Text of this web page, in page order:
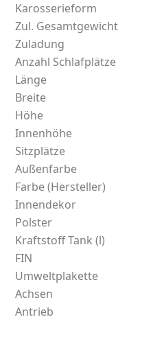
Karosserieform
Zul. Gesamtgewicht
Zuladung
Anzahl Schlafplätze
Länge
Breite
Höhe
Innenhöhe
Sitzplätze
Außenfarbe
Farbe (Hersteller)
Innendekor
Polster
Kraftstoff Tank (l)
FIN
Umweltplakette
Achsen
Antrieb